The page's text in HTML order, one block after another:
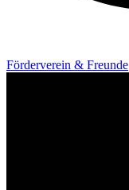
Förderverein & Freunde